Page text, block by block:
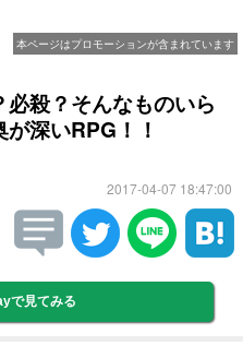
本ページはプロモーションが含まれています
必殺？そんなものいら
深いRPG！！
2017-04-07 18:47:00
で見てみる